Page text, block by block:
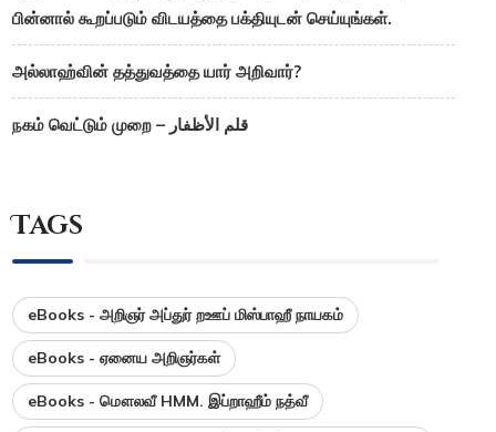
பின்னால் கூறப்படும் விடயத்தை பக்தியுடன் செய்யுங்கள்.
அல்லாஹ்வின் தத்துவத்தை யார் அறிவார்?
நகம் வெட்டும் முறை – قلم الأظفار
Tags
eBooks - அறிஞர் அப்துர் றஊப் மிஸ்பாஹீ நாயகம்
eBooks - ஏனைய அறிஞர்கள்
eBooks - மௌலவீ HMM. இப்றாஹீம் நத்வீ